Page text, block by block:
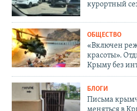
курортный
ОБЩЕСТВО
«Включен
красоты».
Крыму без
БЛОГИ
Письма